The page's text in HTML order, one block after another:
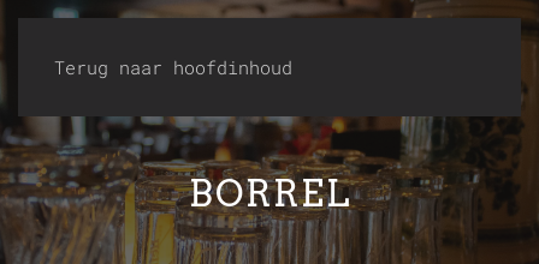
Terug naar hoofdinhoud
BORREL